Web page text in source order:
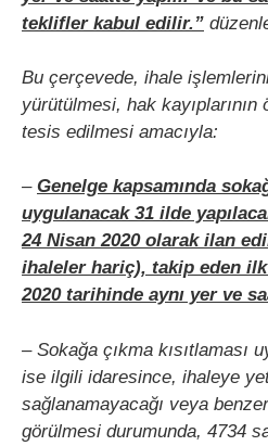
teklifler kabul edilir.”
Bu çerçevede, ihale
yürütülmesi, hak
tesis edilmesi amacıyla:
– Genelge kapsamında
uygulanacak 31 ilde
24 Nisan 2020 olarak ilan
ihaleler hariç), takip eden
2020 tarihinde aynı yer ve
– Sokağa çıkma kısıtlaması
ise ilgili idaresince, ihaleye
sağlanamayacağı veya
görülmesi durumunda, 4734